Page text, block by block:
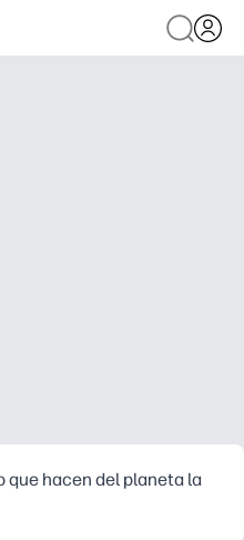
que hacen del planeta la